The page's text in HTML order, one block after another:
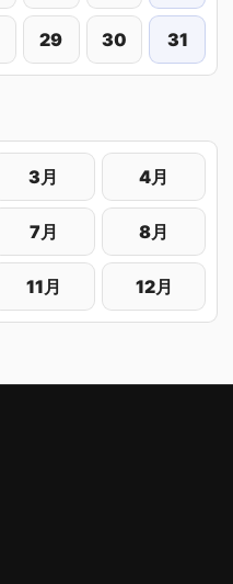
29 30 31
3月 4月
7月 8月
11月 12月